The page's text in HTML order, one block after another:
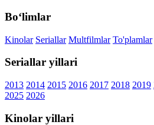
Bo‘limlar
Kinolar Seriallar Multfilmlar To'plamlar
Seriallar yillari
2013 2014 2015 2016 2017 2018 2019
2025 2026
Kinolar yillari